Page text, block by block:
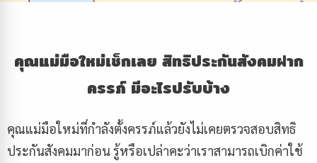
คุณแม่มือใหม่เช็กเลย สิทธิประกันสังคมฝาก
ครรภ์ มีอะไรปรับบ้าง
คุณแม่มือใหม่ที่กำลังตั้งครรภ์แล้วยังไม่เคยตรวจสอบสิทธิ
ประกันสังคมมาก่อน รู้หรือเปล่าคะว่าเราสามารถเบิกค่าใช้